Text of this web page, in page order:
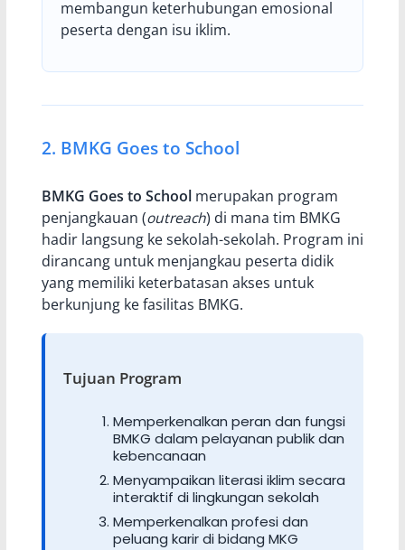
membangun keterhubungan emosional
peserta dengan isu iklim.
2. BMKG Goes to School
BMKG Goes to Schoolmerupakan program
penjangkauan (outreach) di mana tim BMKG
hadir langsung ke sekolah-sekolah. Program ini
dirancang untuk menjangkau peserta didik
yang memiliki keterbatasan akses untuk
berkunjung ke fasilitas BMKG.
Tujuan Program
Memperkenalkan peran dan fungsi
BMKG dalam pelayanan publik dan
kebencanaan
Menyampaikan literasi iklim secara
interaktif di lingkungan sekolah
Memperkenalkan profesi dan
peluang karir di bidang MKG